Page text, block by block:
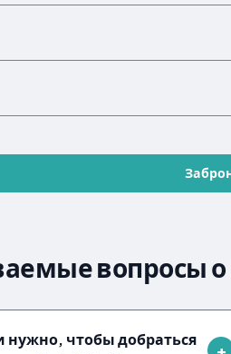
вопросы
нужно, чтобы добраться